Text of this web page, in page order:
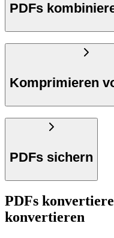
PDFs
Komprimieren
PDFs sichern
PDFs
konvertieren